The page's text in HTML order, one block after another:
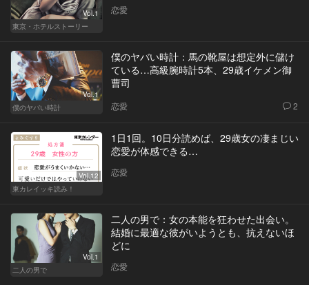
Vol.1
東京・ホテルストーリー
恋愛
Vol.1
僕のヤバい時計
僕のヤバい時計：馬の靴屋は想定外に儲け
ている…高級腕時計5本、29歳イケメン御
曹司
恋愛 2
Vol.12
東カレイッキ読み！
1日1回。10日分読めば、29歳女の凄まじい
恋愛が体感できる…
恋愛
Vol.1
二人の男で
二人の男で：女の本能を狂わせた出会い。
結婚に最適な彼がいようとも、抗えないほ
どに
恋愛